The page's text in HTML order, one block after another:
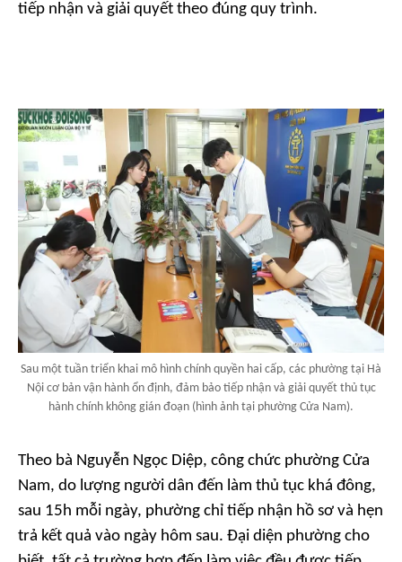
tiếp nhận và giải quyết theo đúng quy trình.
Sau một tuần triển khai mô hình chính quyền hai cấp, các phường tại Hà
Nội cơ bản vận hành ổn định, đảm bảo tiếp nhận và giải quyết thủ tục
hành chính không gián đoạn (hình ảnh tại phường Cửa Nam).
Theo bà Nguyễn Ngọc Diệp, công chức phường Cửa
Nam, do lượng người dân đến làm thủ tục khá đông,
sau 15h mỗi ngày, phường chỉ tiếp nhận hồ sơ và hẹn
trả kết quả vào ngày hôm sau. Đại diện phường cho